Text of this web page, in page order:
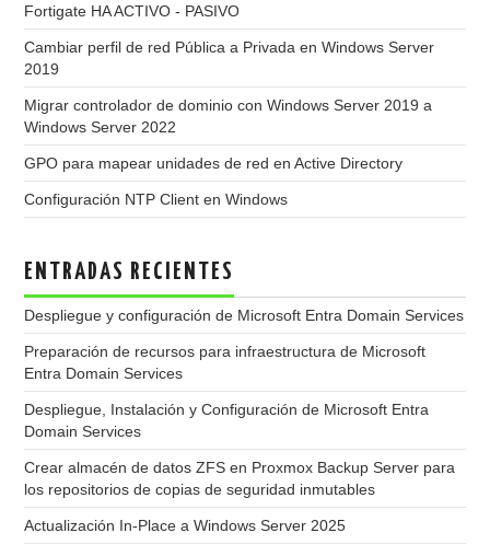
Fortigate HA ACTIVO - PASIVO
Cambiar perfil de red Pública a Privada en Windows Server
2019
Migrar controlador de dominio con Windows Server 2019 a
Windows Server 2022
GPO para mapear unidades de red en Active Directory
Configuración NTP Client en Windows
ENTRADAS RECIENTES
Despliegue y configuración de Microsoft Entra Domain Services
Preparación de recursos para infraestructura de Microsoft
Entra Domain Services
Despliegue, Instalación y Configuración de Microsoft Entra
Domain Services
Crear almacén de datos ZFS en Proxmox Backup Server para
los repositorios de copias de seguridad inmutables
Actualización In-Place a Windows Server 2025